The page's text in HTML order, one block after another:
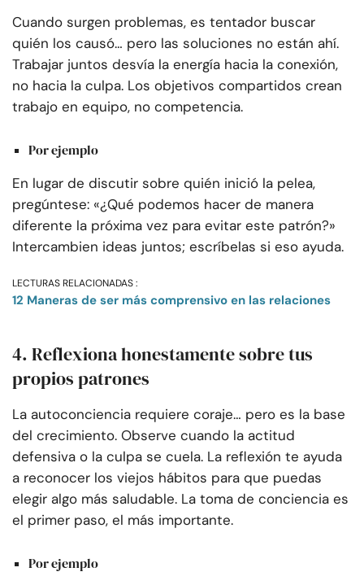
Cuando surgen problemas, es tentador buscar
quién los causó… pero las soluciones no están ahí.
Trabajar juntos desvía la energía hacia la conexión,
no hacia la culpa. Los objetivos compartidos crean
trabajo en equipo, no competencia.
Por ejemplo
En lugar de discutir sobre quién inició la pelea,
pregúntese: «¿Qué podemos hacer de manera
diferente la próxima vez para evitar este patrón?»
Intercambien ideas juntos; escríbelas si eso ayuda.
LECTURAS RELACIONADAS :
12 Maneras de ser más comprensivo en las relaciones
4. Reflexiona honestamente sobre tus
propios patrones
La autoconciencia requiere coraje… pero es la base
del crecimiento. Observe cuando la actitud
defensiva o la culpa se cuela. La reflexión te ayuda
a reconocer los viejos hábitos para que puedas
elegir algo más saludable. La toma de conciencia es
el primer paso, el más importante.
Por ejemplo